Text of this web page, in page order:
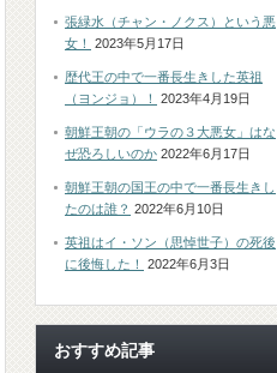
張緑水（チャン・ノクス）という悪
女！
2023年5月17日
歴代王の中で一番長生きした英祖
（ヨンジョ）！
2023年4月19日
朝鮮王朝の「ウラの３大悪女」はな
ぜ恐ろしいのか 2022年6月17日
朝鮮王朝の国王の中で一番長生きし
たのは誰？ 2022年6月10日
英祖はイ・ソン（思悼世子）の死後
に後悔した！
2022年6月3日
おすすめ記事